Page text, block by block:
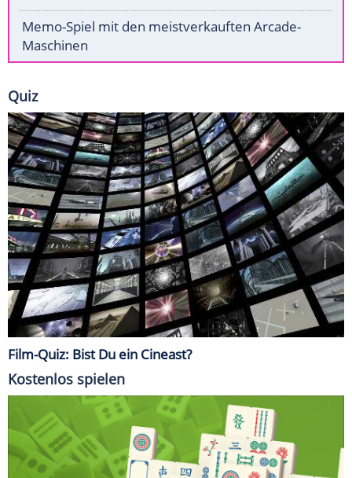
Memo-Spiel mit den meistverkauften Arcade-
Maschinen
Quiz
Film-Quiz: Bist Du ein Cineast?
Kostenlos spielen